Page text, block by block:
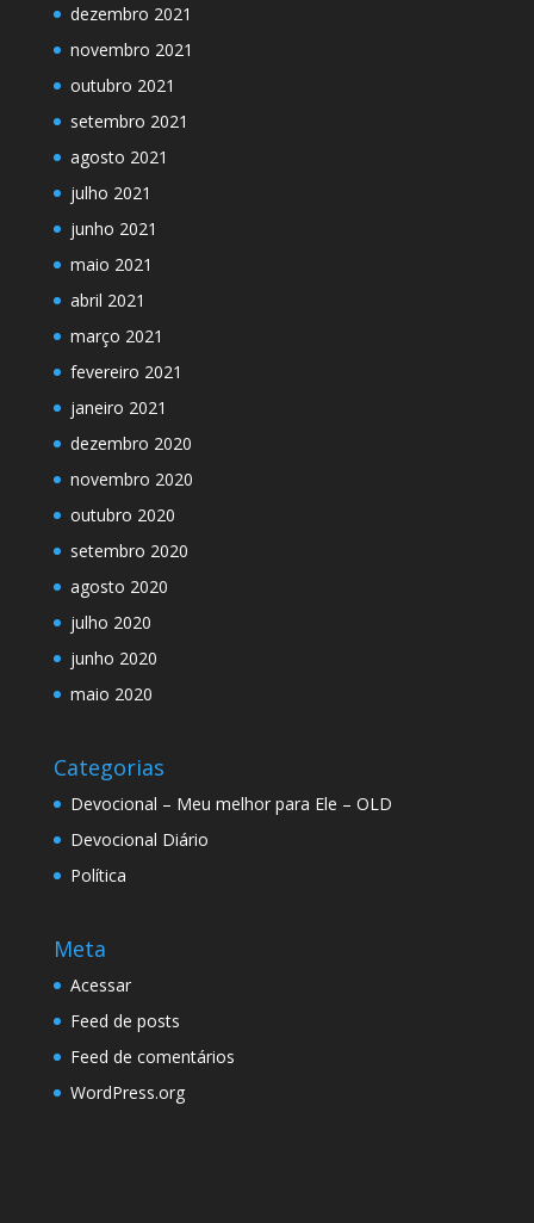
dezembro 2021
novembro 2021
outubro 2021
setembro 2021
agosto 2021
julho 2021
junho 2021
maio 2021
abril 2021
março 2021
fevereiro 2021
janeiro 2021
dezembro 2020
novembro 2020
outubro 2020
setembro 2020
agosto 2020
julho 2020
junho 2020
maio 2020
Categorias
Devocional – Meu melhor para Ele – OLD
Devocional Diário
Política
Meta
Acessar
Feed de posts
Feed de comentários
WordPress.org